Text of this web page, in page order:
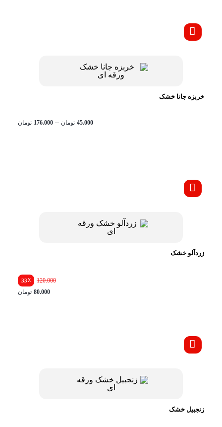
خربزه جانا خشک
تومان 45.000
– تومان 176.000
زردآلو خشک
٪33
120.000
تومان 80.000
زنجبیل خشک